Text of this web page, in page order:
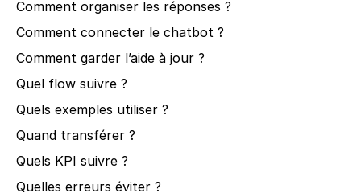
Comment organiser les réponses ?
Comment connecter le chatbot ?
Comment garder l’aide à jour ?
Quel flow suivre ?
Quels exemples utiliser ?
Quand transférer ?
Quels KPI suivre ?
Quelles erreurs éviter ?